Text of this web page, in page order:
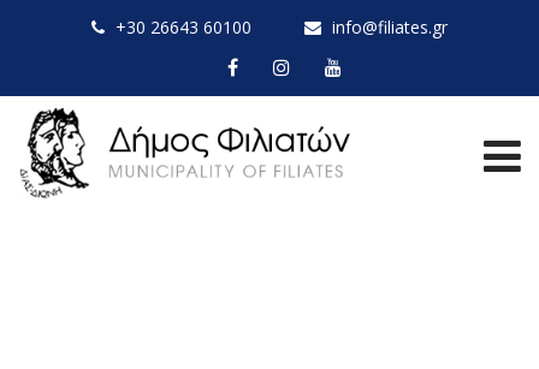
+30 26643 60100 info@filiates.gr